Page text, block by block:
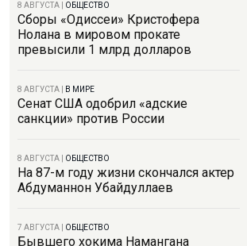
8 АВГУСТА ОБЩЕСТВО
Сборы «Одиссеи» Кристофера
Нолана в мировом прокате
превысили 1 млрд долларов
8 АВГУСТА В МИРЕ
Сенат США одобрил «адские
санкции» против России
8 АВГУСТА ОБЩЕСТВО
На 87-м году жизни скончался актер
Абдуманнон Убайдуллаев
7 АВГУСТА ОБЩЕСТВО
Бывшего хокима Намангана